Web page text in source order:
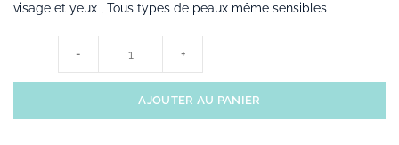
visage et yeux , Tous types de peaux même sensibles
AJOUTER AU PANIER